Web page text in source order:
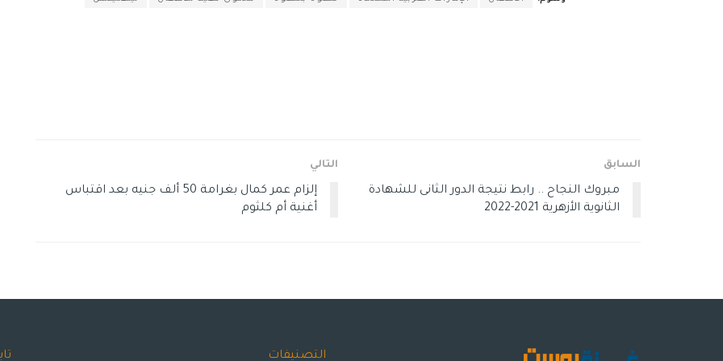
السابق
مبروك النجاح .. رابط نتيجة الدور الثانى للشهادة
الثانوية الأزهرية 2021-2022
التالي
إلزام عمر كمال بغرامة 50 ألف جنيه بعد اقتباس
أغنية أم كلثوم
التصنيفات